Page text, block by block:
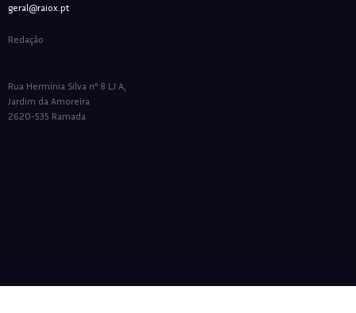
geral@raiox.pt
Redação
Rua Hermínia Silva nº 8 LJ A,
Jardim da Amoreira
2620-535 Ramada